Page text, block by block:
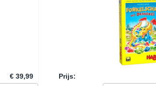
€ 39,99 Prijs: